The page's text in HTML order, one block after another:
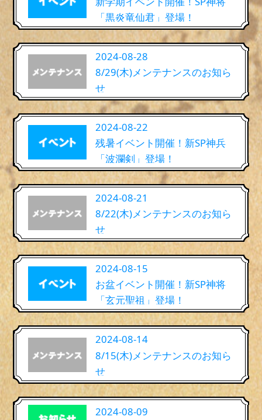
「黒炎竜仙君」登場！
2024-08-28
8/29(木)メンテナンスのお知ら
せ
2024-08-22
残暑イベント開催！新SP神兵
「波瀾剣」登場！
2024-08-21
8/22(木)メンテナンスのお知ら
せ
2024-08-15
お盆イベント開催！新SP神将
「玄元聖祖」登場！
2024-08-14
8/15(木)メンテナンスのお知ら
せ
2024-08-09